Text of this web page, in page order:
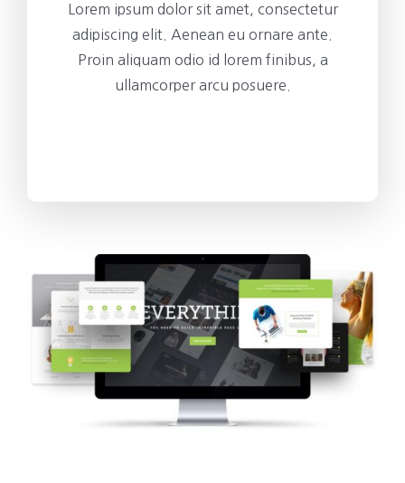
Lorem ipsum dolor sit amet, consectetur
adipiscing elit. Aenean eu ornare ante.
Proin aliquam odio id lorem finibus, a
ullamcorper arcu posuere.